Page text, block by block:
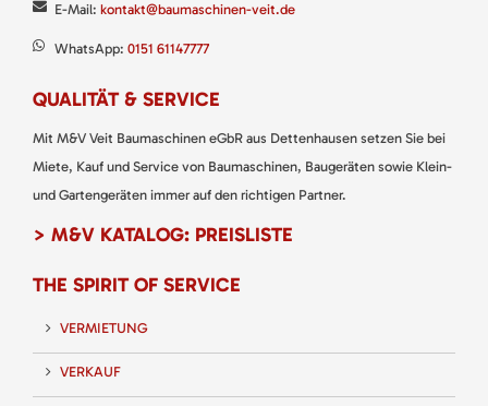
E-Mail: kontakt@baumaschinen-veit.de
WhatsApp: 0151 61147777
QUALITÄT & SERVICE
Mit M&V Veit Baumaschinen eGbR aus Dettenhausen setzen Sie bei
Miete, Kauf und Service von Baumaschinen, Baugeräten sowie Klein-
und Gartengeräten immer auf den richtigen Partner.
> M&V KATALOG: PREISLISTE
THE SPIRIT OF SERVICE
VERMIETUNG
VERKAUF